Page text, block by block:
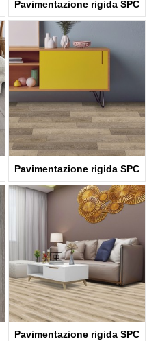
Pavimentazione rigida SPC
ABA
KTV4058
Pavimentazione rigida SPC
ABA
KTV8029
Pavimentazione rigida SPC